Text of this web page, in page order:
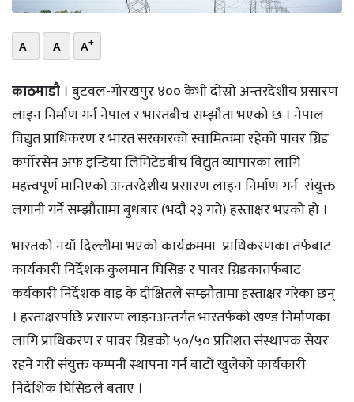
खोज
प्रोफाइल
ऊर्जा
विशेष
A - A A+
काठमाडौ । बुटवल-गोरखपुर ४०० केभी दोस्रो अन्तरदेशीय प्रसारण
लाइन निर्माण गर्न नेपाल र भारतबीच सम्झौता भएको छ । नेपाल
विद्युत प्राधिकरण र भारत सरकारको स्वामित्वमा रहेको पावर ग्रिड
कर्पोरसेन अफ इन्डिया लिमिटेडबीच विद्युत व्यापारका लागि
महत्त्वपूर्ण मानिएकाे अन्तरदेशीय प्रसारण लाइन निर्माण गर्न संयुक्त
लगानी गर्ने सम्झौतामा बुधबार (भदाै २३ गते) हस्ताक्षर भएको हो ।
भारतको नयाँ दिल्लीमा भएकाे कार्यक्रममा प्राधिकरणका तर्फबाट
कार्यकारी निर्देशक कुलमान घिसिङ र पावर ग्रिडकातर्फबाट
कर्यकारी निर्देशक वाइ के दीक्षितले सम्झौतामा हस्ताक्षर गरेका छन्
। हस्ताक्षरपछि प्रसारण लाइनअन्तर्गत भारतर्फको खण्ड निर्माणका
लागि प्राधिकरण र पावर ग्रिडको ५०/५० प्रतिशत संस्थापक सेयर
रहने गरी संयुक्त कम्पनी स्थापना गर्न बाटो खुलेको कार्यकारी
निर्देशिक घिसिङले बताए ।